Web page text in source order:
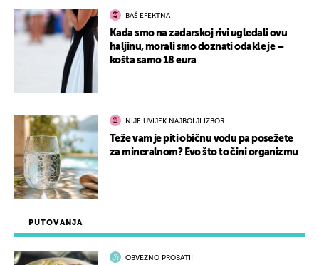
PUTOVANJA
OBVEZNO PROBATI!
BAŠ EFEKTNA
Kada smo na zadarskoj rivi ugledali ovu
haljinu, morali smo doznati odakle je –
košta samo 18 eura
NIJE UVIJEK NAJBOLJI IZBOR
Teže vam je piti običnu vodu pa posežete
za mineralnom? Evo što to čini organizmu